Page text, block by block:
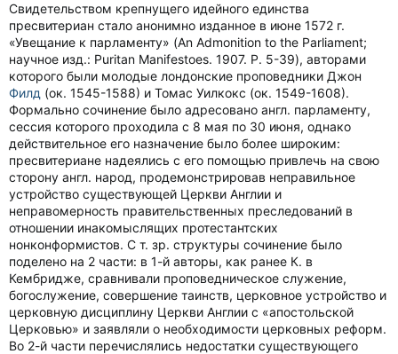
Свидетельством крепнущего идейного единства
пресвитериан стало анонимно изданное в июне 1572 г.
«Увещание к парламенту» (An Admonition to the Parliament;
научное изд.: Puritan Manifestoes. 1907. P. 5-39), авторами
которого были молодые лондонские проповедники Джон
Филд (ок. 1545-1588) и Томас Уилкокс (ок. 1549-1608).
Формально сочинение было адресовано англ. парламенту,
сессия которого проходила c 8 мая по 30 июня, однако
действительное его назначение было более широким:
пресвитериане надеялись с его помощью привлечь на свою
сторону англ. народ, продемонстрировав неправильное
устройство существующей Церкви Англии и
неправомерность правительственных преследований в
отношении инакомыслящих протестантских
нонконформистов. С т. зр. структуры сочинение было
поделено на 2 части: в 1-й авторы, как ранее К. в
Кембридже, сравнивали проповедническое служение,
богослужение, совершение таинств, церковное устройство и
церковную дисциплину Церкви Англии с «апостольской
Церковью» и заявляли о необходимости церковных реформ.
Во 2-й части перечислялись недостатки существующего